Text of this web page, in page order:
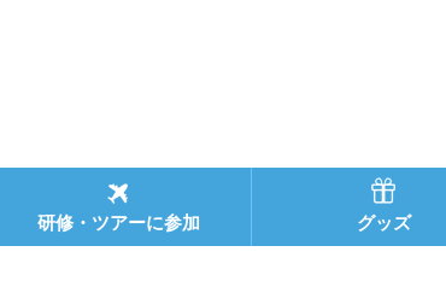
研修・ツアーに参加 グッズ